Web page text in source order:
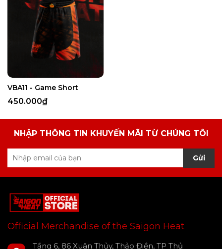
VBA11 - Game Short
450.000₫
NHẬP THÔNG TIN KHUYẾN MÃI TỪ CHÚNG TÔI
Gửi
Official Merchandise of the Saigon Heat
Tầng 6, 86 Xuân Thủy, Thảo Điền, TP Thủ